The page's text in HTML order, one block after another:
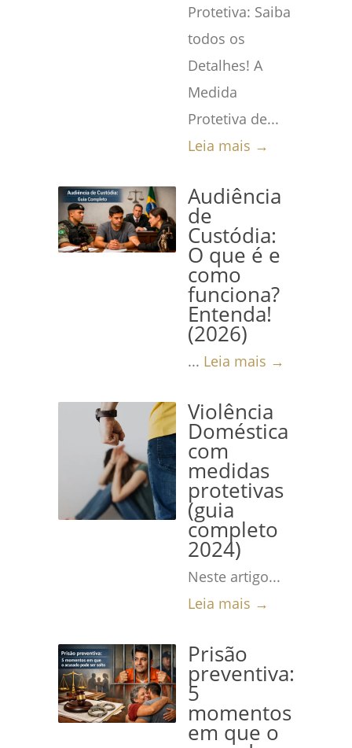
Protetiva: Saiba
todos os
Detalhes! A
Medida
Protetiva de...
Leia mais →
Audiência
de
Custódia:
O que é e
como
funciona?
Entenda!
(2026)
... Leia mais →
Violência
Doméstica
com
medidas
protetivas
(guia
completo
2024)
Neste artigo...
Leia mais →
Prisão
preventiva:
5
momentos
em que o